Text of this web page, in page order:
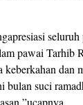
pawai Tarhib
keberkahan dan
bulan suci